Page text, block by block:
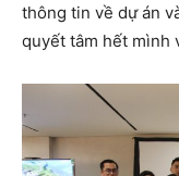
thông tin về dự án
quyết tâm hết mình